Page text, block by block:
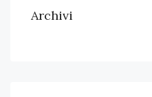
Archivi